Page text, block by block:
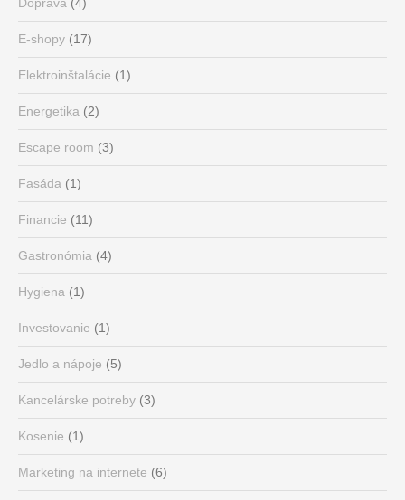
Doprava (4)
E-shopy (17)
Elektroinštalácie (1)
Energetika (2)
Escape room (3)
Fasáda (1)
Financie (11)
Gastronómia (4)
Hygiena (1)
Investovanie (1)
Jedlo a nápoje (5)
Kancelárske potreby (3)
Kosenie (1)
Marketing na internete (6)